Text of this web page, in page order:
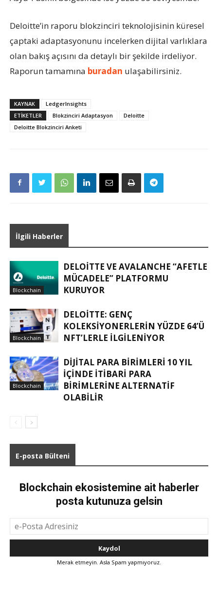
Deloitte’in raporu blokzinciri teknolojisinin küresel
çaptaki adaptasyonunu incelerken dijital varlıklara
olan bakış açısını da detaylı bir şekilde irdeliyor.
Raporun tamamına buradan ulaşabilirsiniz.
KAYNAK
LedgerInsights
ETIKETLER
Blokzinciri Adaptasyon
Deloitte
Deloitte Blokzinciri Anketi
İlgili Haberler
Blockchain
DELOITTE VE AVALANCHE “AFETLE
MÜCADELE” PLATFORMU
KURUYOR
Blockchain
DELOITTE: GENÇ
KOLEKSIYONERLERIN YÜZDE 64’Ü
NFT’LERLE ILGILENIYOR
Blockchain
DIJITAL PARA BIRIMLERI 10 YIL
IÇINDE ITIBARI PARA
BIRIMLERINE ALTERNATIF
OLABILIR
E-posta Bülteni
Blockchain ekosistemine ait haberler
posta kutunuza gelsin
Merak etmeyin. Asla Spam yapmıyoruz.